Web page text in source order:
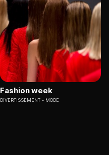
Fashion week
DIVERTISSEMENT MODE